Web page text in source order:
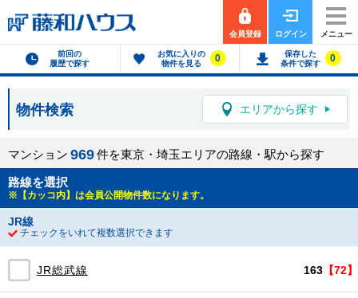
会員登録 ログイン メニュー
前回の
履歴で探す
お気に入りの
物件を見る
0
保存した
条件で探す
0
物件検索 エリアから探す
マンション 969件を東京・埼玉エリアの路線・駅から探す
路線を選択
※【カッコ内】は会員公開物件数になります。
JR線
チェックをいれて複数選択できます
JR総武線 【72】
163